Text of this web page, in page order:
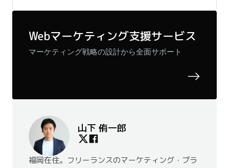
Webマーケティング支援サービス
マーケティング戦略の設計から全面サポート
山下 侑一郎
福岡在住。フリーランスのマーケティング・プラ